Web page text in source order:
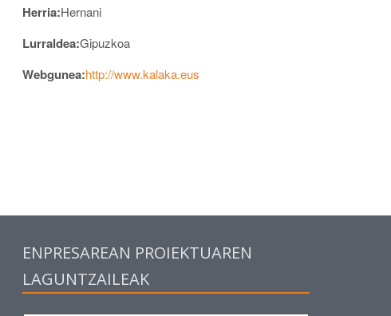
Herria:Hernani
Lurraldea:Gipuzkoa
Webgunea:http://www.kalaka.eus
ENPRESAREAN PROIEKTUAREN
LAGUNTZAILEAK